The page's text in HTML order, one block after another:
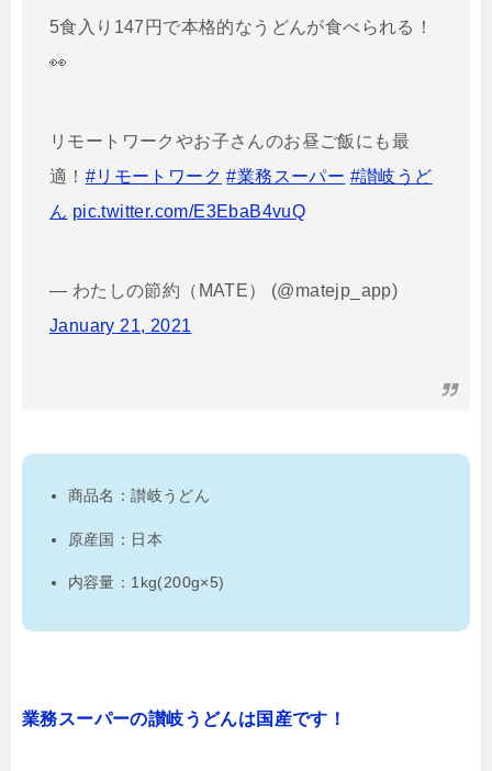
5食入り147円で本格的なうどんが食べられる！
👀
リモートワークやお子さんのお昼ご飯にも最
適！ #リモートワーク #業務スーパー #讃岐うど
ん pic.twitter.com/E3EbaB4vuQ
— わたしの節約（MATE） (@matejp_app)
January 21, 2021
商品名：讃岐うどん
原産国：日本
内容量：1kg(200g×5)
業務スーパーの讃岐うどんは国産です！